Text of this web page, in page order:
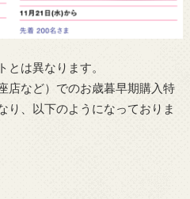
は異なります。
店など）でのお歳暮早期購入特
り、以下のようになっておりま